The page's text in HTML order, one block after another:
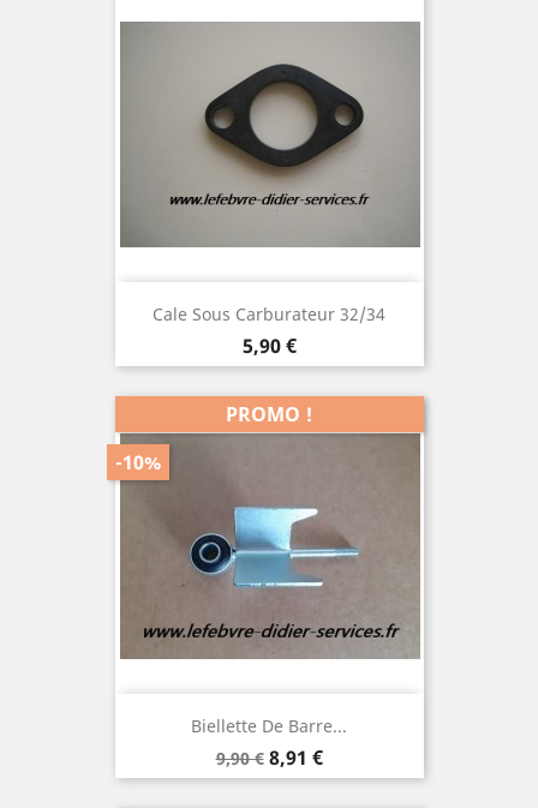
Cale Sous Carburateur 32/34
Prix
5,90 €
Biellette De Barre...
Prix
de
9,90 €
-10%
Prix
8,91 €
PROMO !